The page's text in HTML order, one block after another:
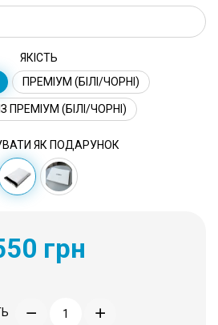
ЯКІСТЬ
ПРЕМІУМ (БІЛІ/ЧОРНІ)
ПРЕМІУМ (БІЛІ/ЧОРНІ)
ЯК ПОДАРУНОК
грн